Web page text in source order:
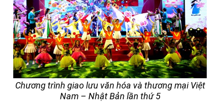
Chương trình giao lưu văn hóa và thương mại Việt
Nam – Nhật Bản lần thứ 5